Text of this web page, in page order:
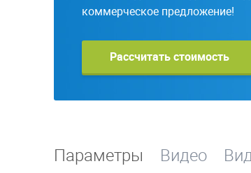
коммерческое предложение!
Рассчитать стоимость
Параметры Видео